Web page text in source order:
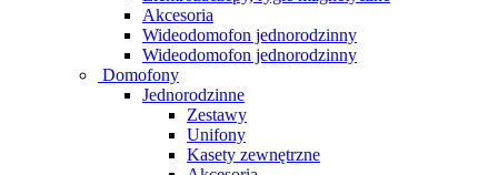
Akcesoria
Wideodomofon jednorodzinny
Wideodomofon jednorodzinny
Domofony
Jednorodzinne
Zestawy
Unifony
Kasety zewnętrzne